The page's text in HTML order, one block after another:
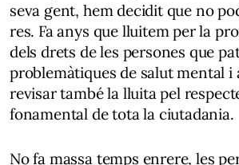
seva gent, hem decidit que no
res. Fa anys que lluitem per la
dels drets de les persones que
problemàtiques de salut mental i
revisar també la lluita pel
fonamental de tota la ciutadania.
No fa massa temps enrere, les